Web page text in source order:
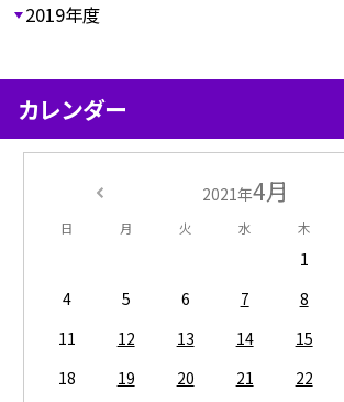
2019年度
カレンダー
2021年4月
日 月 火 水 木
1
4
5 6 7 8
11
12 13 14 15
18
19 20 21 22